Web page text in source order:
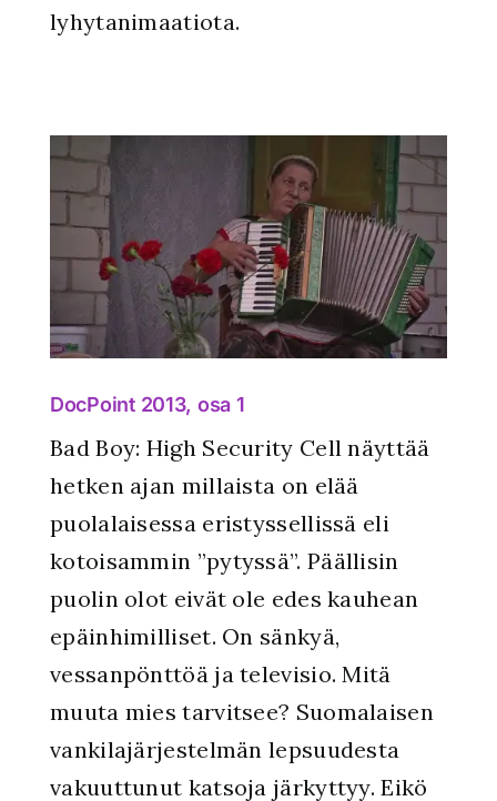
lyhytanimaatiota.
DocPoint 2013, osa 1
Bad Boy: High Security Cell näyttää
hetken ajan millaista on elää
puolalaisessa eristyssellissä eli
kotoisammin ”pytyssä”. Päällisin
puolin olot eivät ole edes kauhean
epäinhimilliset. On sänkyä,
vessanpönttöä ja televisio. Mitä
muuta mies tarvitsee? Suomalaisen
vankilajärjestelmän lepsuudesta
vakuuttunut katsoja järkyttyy. Eikö